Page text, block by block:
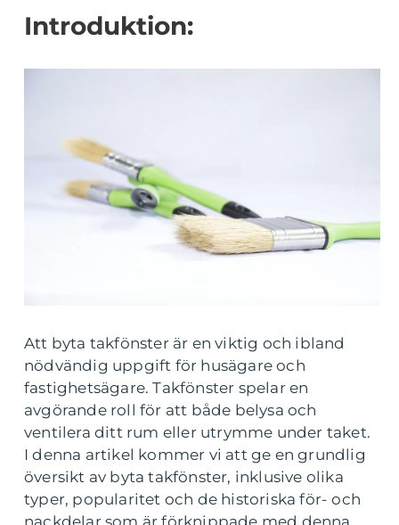
Introduktion:
Att byta takfönster är en viktig och ibland
nödvändig uppgift för husägare och
fastighetsägare. Takfönster spelar en
avgörande roll för att både belysa och
ventilera ditt rum eller utrymme under taket.
I denna artikel kommer vi att ge en grundlig
översikt av byta takfönster, inklusive olika
typer, popularitet och de historiska för- och